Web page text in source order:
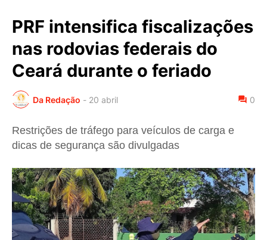
PRF intensifica fiscalizações
nas rodovias federais do
Ceará durante o feriado
Da Redação - 20 abril 0
Restrições de tráfego para veículos de carga e
dicas de segurança são divulgadas